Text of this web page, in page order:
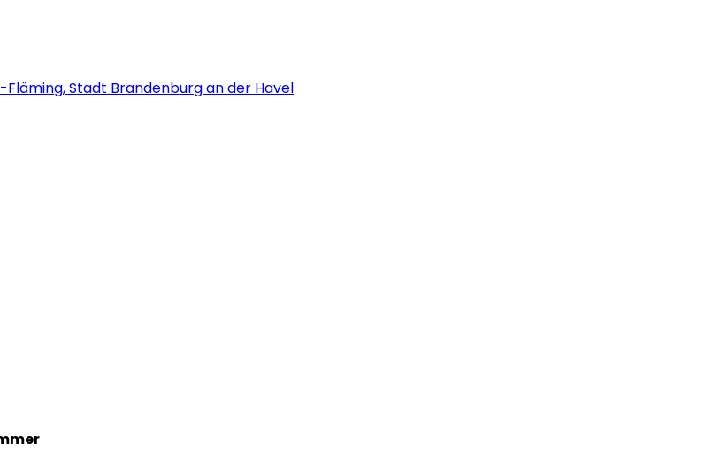
Stadt Brandenburg an der Havel